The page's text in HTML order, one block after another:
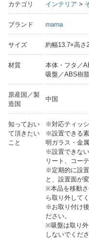
カテゴリ インテリア >
ブランド marna
サイズ 約幅13.7×高さ
材質
本体・フタ／
吸盤／ABS樹
原産国／製
造国
中国
知っておい
て頂きたい
こと
※対応ティッ
※設置できる
明ガラス・金
※設置できな
リート、コー
※定期的に設
と、設置面が
※本品を移動
ら取り外して
※お取り付け
ださい。
※吸盤は取り外
しないでくだ